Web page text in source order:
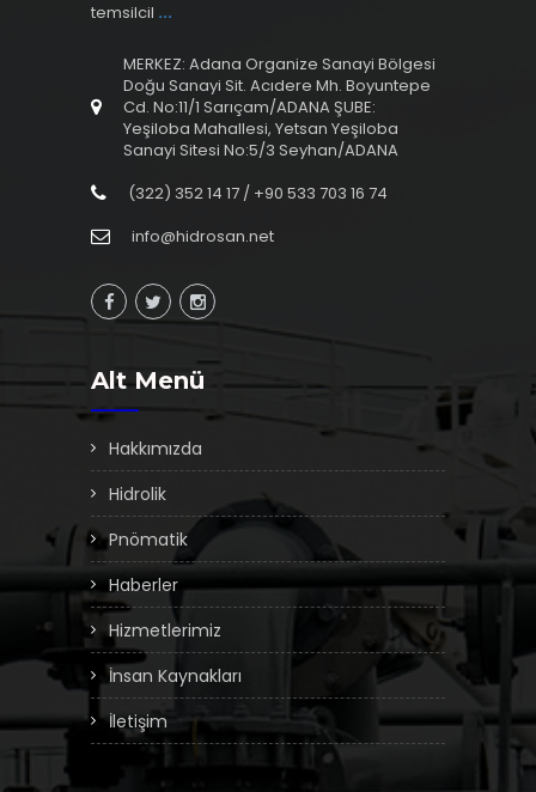
temsilcil ...
MERKEZ: Adana Organize Sanayi Bölgesi
Doğu Sanayi Sit. Acıdere Mh. Boyuntepe
Cd. No:11/1 Sarıçam/ADANA ŞUBE:
Yeşiloba Mahallesi, Yetsan Yeşiloba
Sanayi Sitesi No:5/3 Seyhan/ADANA
(322) 352 14 17 / +90 533 703 16 74
info@hidrosan.net
Alt Menü
Hakkımızda
Hidrolik
Pnömatik
Haberler
Hizmetlerimiz
İnsan Kaynakları
İletişim